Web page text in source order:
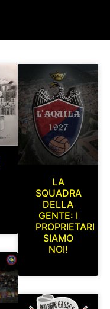
LA
SQUADRA
DELLA
GENTE: I
PROPRIETARI
SIAMO
NOI!